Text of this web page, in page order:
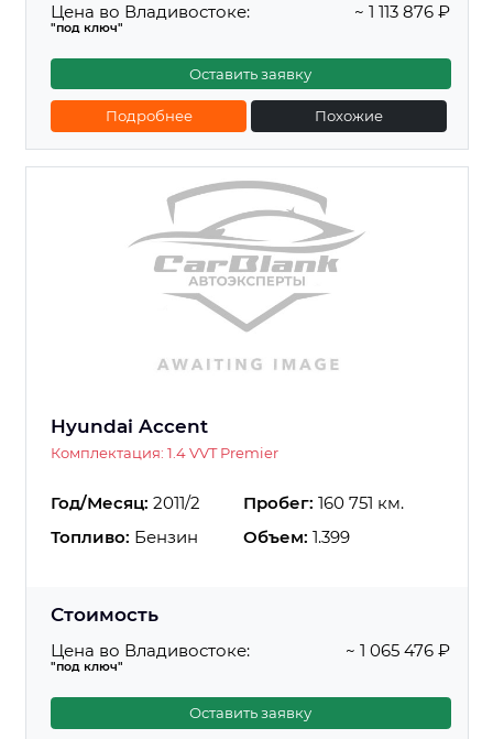
Цена во Владивостоке:
"под ключ"
~ 1 113 876 ₽
Оставить заявку
Подробнее Похожие
Hyundai Accent
Комплектация: 1.4 VVT Premier
Год/Месяц: 2011/2 Пробег: 160 751 км.
Топливо: Бензин Объем: 1.399
Стоимость
Цена во Владивостоке:
"под ключ"
~ 1 065 476 ₽
Оставить заявку